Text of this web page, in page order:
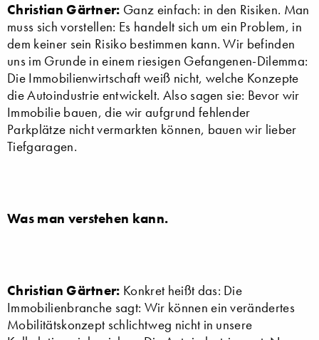
Christian Gärtner: Ganz einfach: in den Risiken. Man
muss sich vorstellen: Es handelt sich um ein Problem, in
dem keiner sein Risiko bestimmen kann. Wir befinden
uns im Grunde in einem riesigen Gefangenen-Dilemma:
Die Immobilienwirtschaft weiß nicht, welche Konzepte
die Autoindustrie entwickelt. Also sagen sie: Bevor wir
Immobilie bauen, die wir aufgrund fehlender
Parkplätze nicht vermarkten können, bauen wir lieber
Tiefgaragen.
Was man verstehen kann.
Christian Gärtner: Konkret heißt das: Die
Immobilienbranche sagt: Wir können ein verändertes
Mobilitätskonzept schlichtweg nicht in unsere